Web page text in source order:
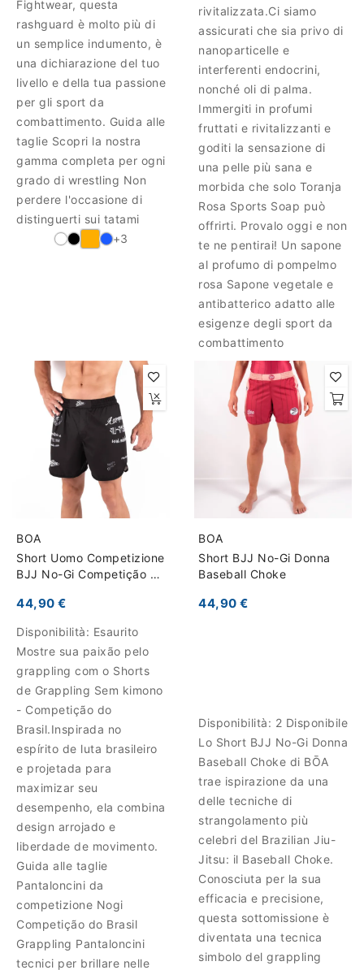
Fightwear, questa
rashguard è molto più di
un semplice indumento, è
una dichiarazione del tuo
livello e della tua passione
per gli sport da
combattimento. Guida alle
taglie Scopri la nostra
gamma completa per ogni
grado di wrestling Non
perdere l'occasione di
distinguerti sui tatami
+3
rivitalizzata.Ci siamo
assicurati che sia privo di
nanoparticelle e
interferenti endocrini,
nonché oli di palma.
Immergiti in profumi
fruttati e rivitalizzanti e
goditi la sensazione di
una pelle più sana e
morbida che solo Toranja
Rosa Sports Soap può
offrirti. Provalo oggi e non
te ne pentirai! Un sapone
al profumo di pompelmo
rosa Sapone vegetale e
antibatterico adatto alle
esigenze degli sport da
combattimento
BOA
Short Uomo Competizione
BJJ No-Gi Competição do
44,90 €
Disponibilità: Esaurito
Mostre sua paixão pelo
grappling com o Shorts
de Grappling Sem kimono
- Competição do
Brasil.Inspirada no
espírito de luta brasileiro
e projetada para
maximizar seu
desempenho, ela combina
design arrojado e
liberdade de movimento.
Guida alle taglie
Pantaloncini da
competizione Nogi
Competição do Brasil
Grappling Pantaloncini
tecnici per brillare nelle
BOA
Short BJJ No-Gi Donna
Baseball Choke
44,90 €
Disponibilità: 2 Disponibile
Lo Short BJJ No-Gi Donna
Baseball Choke di BŌA
trae ispirazione da una
delle tecniche di
strangolamento più
celebri del Brazilian Jiu-
Jitsu: il Baseball Choke.
Conosciuta per la sua
efficacia e precisione,
questa sottomissione è
diventata una tecnica
simbolo del grappling